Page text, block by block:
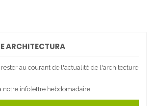
ARCHITECTURA
au courant de l'actualité de l'architecture
notre infolettre hebdomadaire.